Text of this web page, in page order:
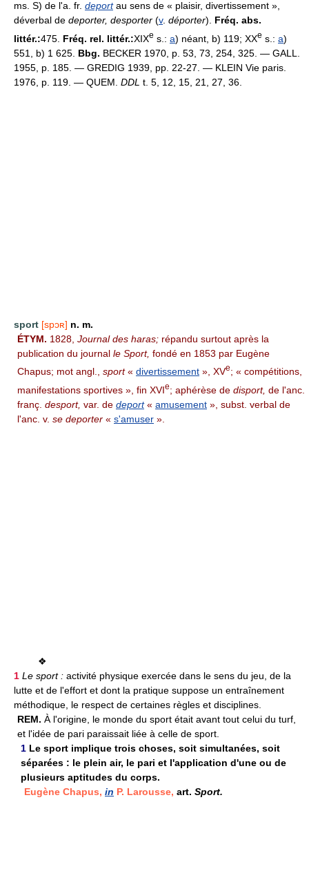
ms. S) de l'a. fr. deportau sens de « plaisir, divertissement »,
déverbal de deporter, desporter (v. déporter). Fréq. abs.
littér.:475. Fréq. rel. littér.:XIXe s.: a) néant, b) 119; XXe s.: a)
551, b) 1 625. Bbg. BECKER 1970, p. 53, 73, 254, 325. — GALL.
1955, p. 185. — GREDIG 1939, pp. 22-27. — KLEIN Vie paris.
1976, p. 119. — QUEM. DDL t. 5, 12, 15, 21, 27, 36.
sport [spɔʀ] n. m.
ÉTYM. 1828, Journal des haras; répandu surtout après la
publication du journal le Sport, fondé en 1853 par Eugène
Chapus; mot angl., sport« divertissement », XVe; « compétitions,
manifestations sportives », fin XVIe; aphérèse de disport, de l'anc.
franç. desport, var. de deport« amusement », subst. verbal de
l'anc. v. se deporter « s'amuser ».
❖
1 Le sport : activité physique exercée dans le sens du jeu, de la
lutte et de l'effort et dont la pratique suppose un entraînement
méthodique, le respect de certaines règles et disciplines.
REM. À l'origine, le monde du sport était avant tout celui du turf,
et l'idée de pari paraissait liée à celle de sport.
1 Le sport implique trois choses, soit simultanées, soit
séparées : le plein air, le pari et l'application d'une ou de
plusieurs aptitudes du corps.
Eugène Chapus, in P. Larousse, art. Sport.